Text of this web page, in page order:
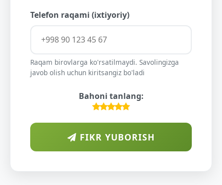
Telefon raqami (ixtiyoriy)
Raqam birovlarga ko'rsatilmaydi. Savolingizga
javob olish uchun kiritsangiz bo'ladi
Bahoni tanlang:
FIKR YUBORISH